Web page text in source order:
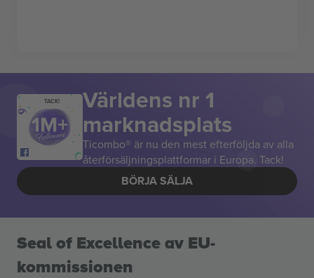
TACK! Världens nr 1
marknadsplats
Ticombo® är nu den mest efterföljda av alla
återförsäljningsplattformar i Europa. Tack!
BÖRJA SÄLJA
Seal of Excellence av EU-
kommissionen